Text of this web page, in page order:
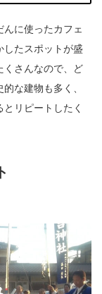
に使ったカフェ
したスポットが盛
くさんなので、ど
な建物も多く、
リピートしたく